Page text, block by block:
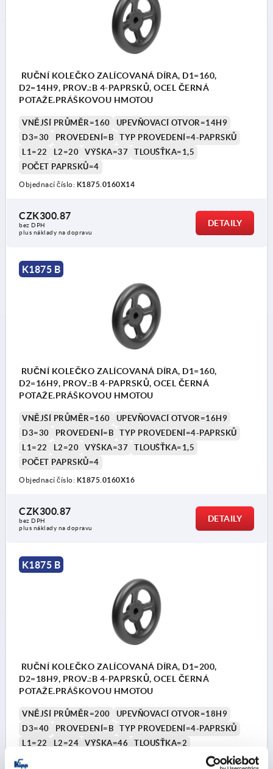
RUČNÍ KOLEČKO ZALÍCOVANÁ DÍRA, D1=160,
D2=14H9, PROV.:B 4-PAPRSKŮ, OCEL ČERNÁ
POTAŽE.PRÁŠKOVOU HMOTOU
VNĚJŠÍ PRŮMĚR=160
UPEVŇOVACÍ OTVOR=14H9
D3=30
PROVEDENÍ=B
TYP PROVEDENÍ=4-PAPRSKŮ
L1=22
L2=20 VÝŠKA=37
TLOUŠŤKA=1,5
POČET PAPRSKŮ=4
Objednací číslo: K1875.0160X14
CZK300.87
bez DPH
plus náklady na dopravu
DETAILY
K1875 B
RUČNÍ KOLEČKO ZALÍCOVANÁ DÍRA, D1=160,
D2=16H9, PROV.:B 4-PAPRSKŮ, OCEL ČERNÁ
POTAŽE.PRÁŠKOVOU HMOTOU
VNĚJŠÍ PRŮMĚR=160
UPEVŇOVACÍ OTVOR=16H9
D3=30
PROVEDENÍ=B
TYP PROVEDENÍ=4-PAPRSKŮ
L1=22
L2=20 VÝŠKA=37
TLOUŠŤKA=1,5
POČET PAPRSKŮ=4
Objednací číslo: K1875.0160X16
CZK300.87
bez DPH
plus náklady na dopravu
DETAILY
K1875 B
RUČNÍ KOLEČKO ZALÍCOVANÁ DÍRA, D1=200,
D2=18H9, PROV.:B 4-PAPRSKŮ, OCEL ČERNÁ
POTAŽE.PRÁŠKOVOU HMOTOU
VNĚJŠÍ PRŮMĚR=200
UPEVŇOVACÍ OTVOR=18H9
D3=40
PROVEDENÍ=B
TYP PROVEDENÍ=4-PAPRSKŮ
L1=22
L2=24 VÝŠKA=46
TLOUŠŤKA=2
POČET PAPRSKŮ=4